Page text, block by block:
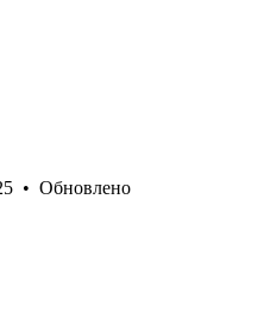
• Обновлено